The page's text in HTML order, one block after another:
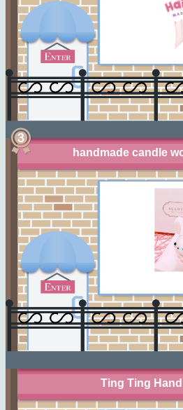
handmade candle
Ting Ting